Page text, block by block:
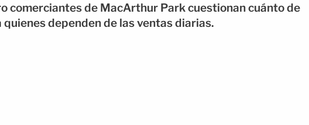
comerciantes de MacArthur Park cuestionan cuánto de
dependen de las ventas diarias.